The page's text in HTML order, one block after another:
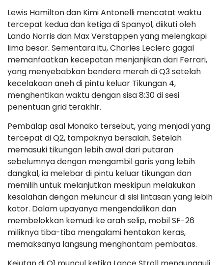
Lewis Hamilton dan Kimi Antonelli mencatat waktu
tercepat kedua dan ketiga di Spanyol, diikuti oleh
Lando Norris dan Max Verstappen yang melengkapi
lima besar. Sementara itu, Charles Leclerc gagal
memanfaatkan kecepatan menjanjikan dari Ferrari,
yang menyebabkan bendera merah di Q3 setelah
kecelakaan aneh di pintu keluar Tikungan 4,
menghentikan waktu dengan sisa 8:30 di sesi
penentuan grid terakhir.
Pembalap asal Monako tersebut, yang menjadi yang
tercepat di Q2, tampaknya bersalah. Setelah
memasuki tikungan lebih awal dari putaran
sebelumnya dengan mengambil garis yang lebih
dangkal, ia melebar di pintu keluar tikungan dan
memilih untuk melanjutkan meskipun melakukan
kesalahan dengan meluncur di sisi lintasan yang lebih
kotor. Dalam upayanya mengendalikan dan
membelokkan kemudi ke arah selip, mobil SF-26
miliknya tiba-tiba mengalami hentakan keras,
memaksanya langsung menghantam pembatas.